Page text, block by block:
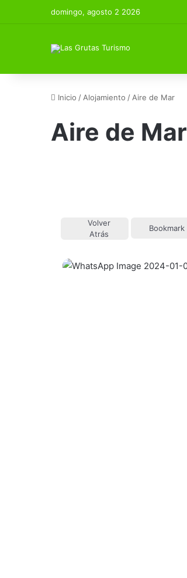
domingo, agosto 2 2026
Inicio / Alojamiento / Aire de Mar
Aire de Mar
Volver
Atrás
Bookmark